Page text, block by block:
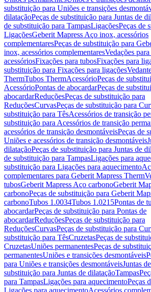
substituição para Uniões e transições
dilataçãoPeças de substituição para Juntas de
de substituição para TampasLigaçõesPeças de
LigaçõesGeberit Mapress Aço inox, acessórios
complementaresPeças de substituição para
inox, acessórios complementaresVedações
acessóriosFixações para tubosFixações para
substituição para Fixações para ligações
ThermTubos ThermAcessórioPeças de
AcessórioPontas de abocardarPeças de
abocardarReduçõesPeças de substituição para
ReduçõesCurvasPeças de substituição para
substituição para TêsAcessórios de transição
substituição para Acessórios de transição
acessórios de transição desmontáveisPeças de
Uniões e acessórios de transição desmontáveis
dilataçãoPeças de substituição para Juntas de
de substituição para TampasLigações para
substituição para Ligações para aquecimento
complementares para Geberit Mapress Therm
tubosGeberit Mapress Aço carbonoGeberit
carbonoPeças de substituição para Geberit
carbonoTubos 1.0034Tubos 1.0215Pontas de
abocardarPeças de substituição para Pontas de
abocardarReduçõesPeças de substituição para
ReduçõesCurvasPeças de substituição para
substituição para TêsCruzetasPeças de
CruzetasUniões permanentesPeças de
permanentesUniões e transições desmontáveis
para Uniões e transições desmontáveisJuntas
substituição para Juntas de dilataçãoTampas
para TampasLigações para aquecimentoPeças
Ligações para aquecimentoAcessórios